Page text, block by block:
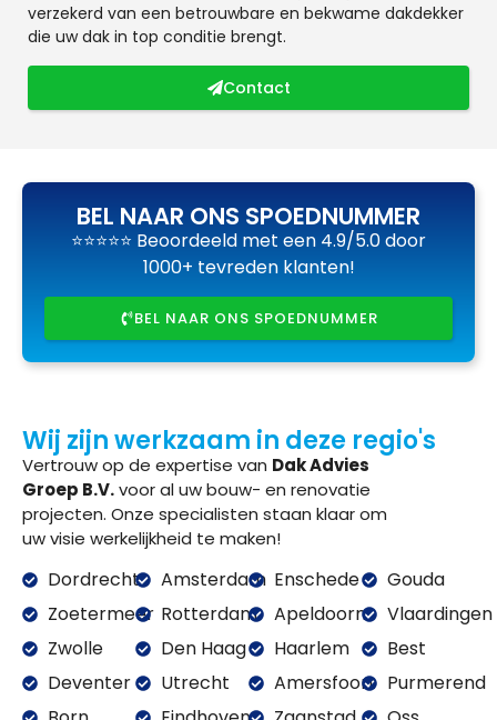
verzekerd van een betrouwbare en bekwame dakdekker
die uw dak in top conditie brengt.
Contact
BEL NAAR ONS SPOEDNUMMER
⭐⭐⭐⭐⭐ Beoordeeld met een 4.9/5.0 door
1000+ tevreden klanten!
BEL NAAR ONS SPOEDNUMMER
Wij zijn werkzaam in deze regio's
Vertrouw op de expertise van Dak Advies
Groep B.V.voor al uw bouw- en renovatie
projecten. Onze specialisten staan klaar om
uw visie werkelijkheid te maken!
Dordrecht
Zoetermeer
Zwolle
Deventer
Amsterdam
Rotterdam
Den Haag
Utrecht
Enschede
Apeldoorn
Haarlem
Amersfoort
Gouda
Vlaardingen
Best
Purmerend